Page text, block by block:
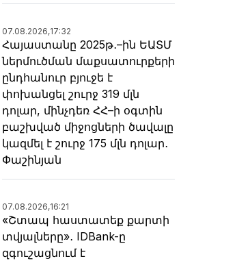
07.08.2026,17:32
Հայաստանը 2025թ․–ին ԵԱՏՄ
ներմուծման մաքսատուրքերի
ընդհանուր բյուջե է
փոխանցել շուրջ 319 մլն
դոլար, մինչդեռ ՀՀ–ի օգտին
բաշխված միջոցների ծավալը
կազմել է շուրջ 175 մլն դոլար․
Փաշինյան
07.08.2026,16:21
«Շտապ հաստատեք քարտի
տվյալները»․ IDBank-ը
զգուշացնում է